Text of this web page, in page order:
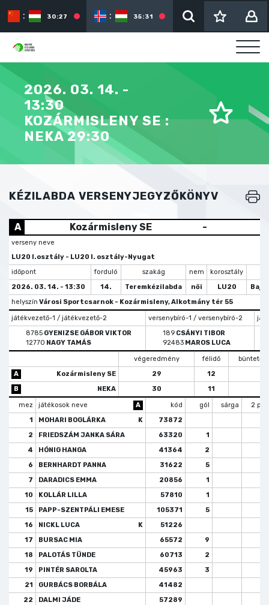
: 30:27 : 35:31 :
2026. 03. 14. -
13:30
KOZÁRMISLENY SE :
NEKA 29:30
KÉZILABDA VERSENYJEGYZŐKÖNYV
A Kozármisleny SE -
verseny neve
LU20 I.osztály - LU20 I. osztály-Nyugat
időpont
forduló szakág nem korosztály
2026. 03. 14. - 13:30
14. Teremkézilabda női LU20
helyszín Városi Sportcsarnok - Kozármisleny, Alkotmány tér 55
játékvezető-1 / játékvezető-2 versenybíró-1 / versenybíró-2
8785 GYENIZSE GÁBOR VIKTOR
12770 NAGY TAMÁS
189 CSÁNYI TIBOR
92483 MAROS LUCA
végeredmény félidő
büntető
A
Kozármisleny SE 29
12
B
NEKA 30 11
mez játékosok neve A kód gól sárga
2
1
MOHARI BOGLÁRKA K
73872
2
FRIEDSZÁM JANKA SÁRA 63320
1
4
HÓNIG HANGA 41364 2
6
BERNHARDT PANNA 31622
5
7
DARADICS EMMA 20856
1
10
KOLLÁR LILLA 57810
1
15
PAPP-SZENTPÁLI EMESE 105371
5
16
NICKL LUCA K
51226
17
BURSAC MIA 65572
9
18
PALOTÁS TÜNDE 60713
2
19
PINTÉR SAROLTA 45963
3
21
GURBÁCS BORBÁLA 41482
22
DALMI JÁDE
57289